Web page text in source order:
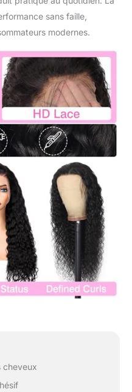
peuvent
les cheveux
et d'être
période
frontale en
humains -
: naturelle et
- Perruque
humains
avec dentelle
HD 13 x 6
- Nœuds
blanchis
une perruque plus
respirante et
Le matériau en
le rend plus
54 à 57
bonnet moyen
sangle réglable et
facile à
et durable,
quotidienne, le
sans faille,
modernes.
cheveux